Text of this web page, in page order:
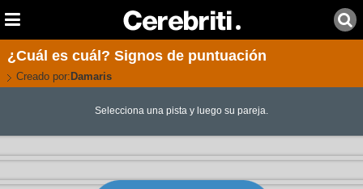
¿Cuál es cuál? Signos de puntuación
Creado por: Damaris
Selecciona una pista y luego su pareja.